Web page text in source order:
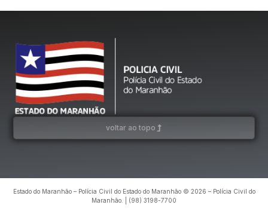
voltar ao topo
Estado do Maranhão – Polícia Civil do Estado do Maranhão © 2026 – Polícia Civil do
Maranhão. | (98) 3198-7700